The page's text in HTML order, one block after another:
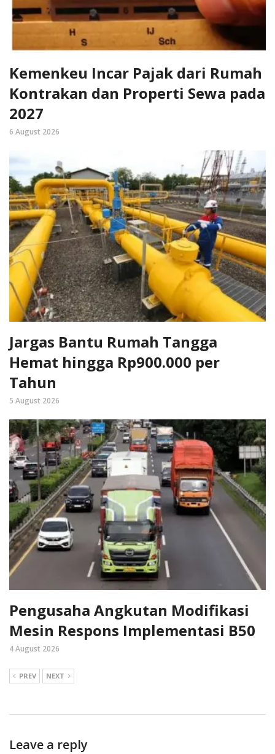
Kemenkeu Incar Pajak dari Rumah
Kontrakan dan Properti Sewa pada
2027
6 August 2026
Jargas Bantu Rumah Tangga
Hemat hingga Rp900.000 per
Tahun
5 August 2026
Pengusaha Angkutan Modifikasi
Mesin Respons Implementasi B50
4 August 2026
PREV NEXT
Leave a reply